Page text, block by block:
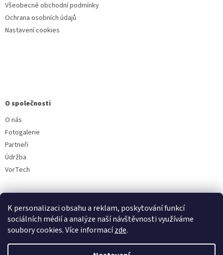
K personalizaci obsahu a reklam, poskytování funkcí
sociálních médií a analýze naší návštěvnosti využíváme
soubory cookies. Více informacízde.
Všeobecné obchodní podmínky
Ochrana osobních údajů
Nastavení cookies
O společnosti
O nás
Fotogalerie
Partneři
Údržba
VorTech